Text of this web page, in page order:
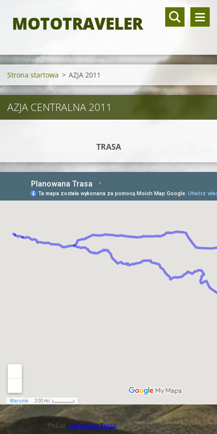
MOTOTRAVELER
Strona startowa > AZJA 2011
AZJA CENTRALNA 2011
TRASA
Pokaż Planowana Trasa na większej mapie